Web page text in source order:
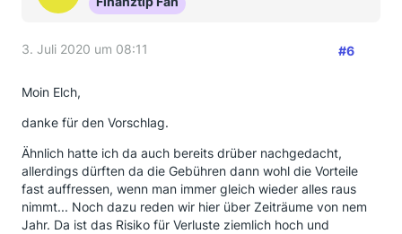
3. Juli 2020 um 08:11 #6
Moin Elch,
danke für den Vorschlag.
Ähnlich hatte ich da auch bereits drüber nachgedacht,
allerdings dürften da die Gebühren dann wohl die Vorteile
fast auffressen, wenn man immer gleich wieder alles raus
nimmt... Noch dazu reden wir hier über Zeiträume von nem
Jahr. Da ist das Risiko für Verluste ziemlich hoch und